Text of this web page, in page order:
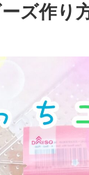
ズ作り